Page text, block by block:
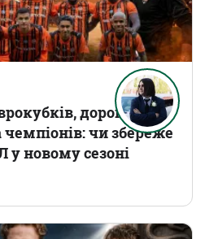
дорогі
чи збереже
новому сезоні